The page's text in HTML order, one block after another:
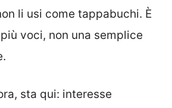
li usi come tappabuchi. È
voci, non una semplice
sta qui: interesse